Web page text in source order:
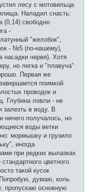
лесу с мотовильца
Наладил снасть:
(0,14) свободно
-
"желобок",
- №5 (по-нашему),
насадки червя). Хотя
но легка и "плавуча"
Первая же
поимкой
проводок и
Глубина ловли - не
залезть в воду. В
ничего получалось, но
воды ветки
мормышку и грузило
иногда
при редких вылазках
цветного
такой кусок
думаю, коль
пропускаю основную